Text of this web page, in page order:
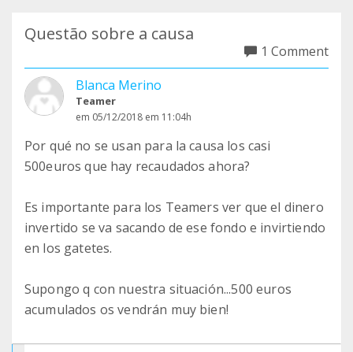
Questão sobre a causa
1 Comment
Blanca Merino
Teamer
em 05/12/2018 em 11:04h
Por qué no se usan para la causa los casi
500euros que hay recaudados ahora?
Es importante para los Teamers ver que el dinero
invertido se va sacando de ese fondo e invirtiendo
en los gatetes.
Supongo q con nuestra situación...500 euros
acumulados os vendrán muy bien!